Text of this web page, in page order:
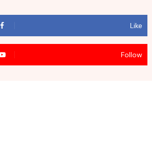
Like
Follow